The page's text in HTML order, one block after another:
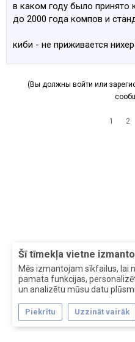
Šī tīmekļa vietne
Mēs izmantojam sīkfailus, lai
pamata funkcijas,
un analizētu mūsu datu
Piekrītu Uzzināt vairāk
в каком году было принято
до 2000 года компов и
киби - не приживается
(Вы должны войти или
1 2